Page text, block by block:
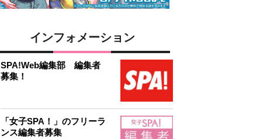
インフォメーション
SPA!Web編集部 編集者
募集！
「女子SPA！」のフリーラ
ンス編集者募集